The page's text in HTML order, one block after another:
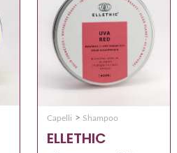
Capelli > Shampoo
ELLETHIC